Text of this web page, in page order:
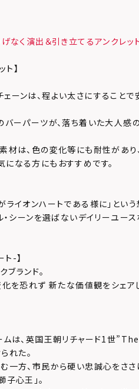
なく演出＆引き立てるアンクレッ
】
ーンは、程よい太さにすることで
バーパーツが、落ち着いた大人感
材は、色の変化等にも耐性があり
なる方にもおすすめです。
ライオンハートである様に」とい
・シーンを選ばないデイリーユー
-】
ブランド。
化を恐れず 新たな価値観をシェア
ムは、英国王朝リチャード1世
れた。
一方、市民から硬い忠誠心をさ
心王」。